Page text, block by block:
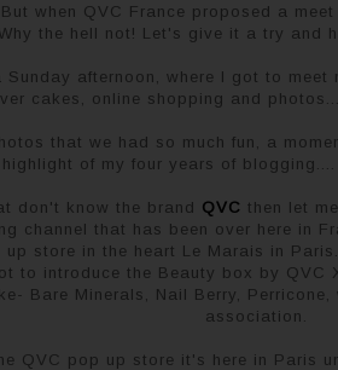
when QVC France proposed a
the hell not! Let's give it a try and
Sunday afternoon, where I got to
cakes, online shopping and
that we had so much fun, a
highlight of my four years of
don't know the brand QVC then let
channel that has been over here in
up store in the heart Le Marais in
to introduce the Beauty box by QVC
Bare Minerals, Nail Berry,
association.
QVC pop up store it's here in Paris